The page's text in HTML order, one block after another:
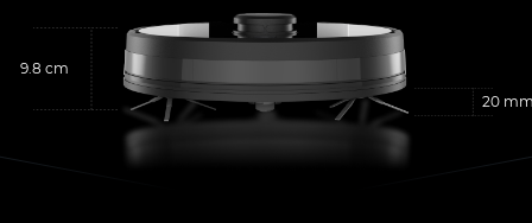
9.8 cm
20